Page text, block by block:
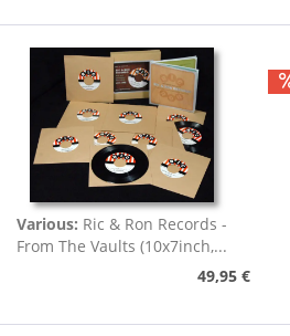
Various: Ric & Ron Records -
From The Vaults (10x7inch,...
49,95 €